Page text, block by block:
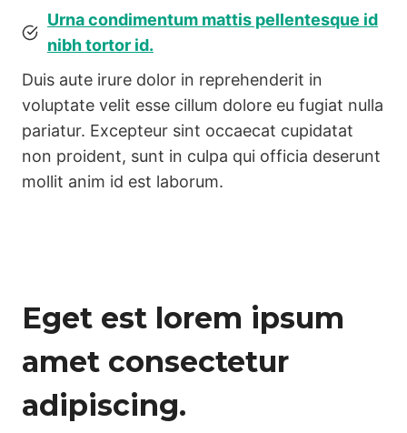
Urna condimentum mattis pellentesque id
nibh tortor id.
Duis aute irure dolor in reprehenderit in
voluptate velit esse cillum dolore eu fugiat nulla
pariatur. Excepteur sint occaecat cupidatat
non proident, sunt in culpa qui officia deserunt
mollit anim id est laborum.
Eget est lorem ipsum
amet consectetur
adipiscing.